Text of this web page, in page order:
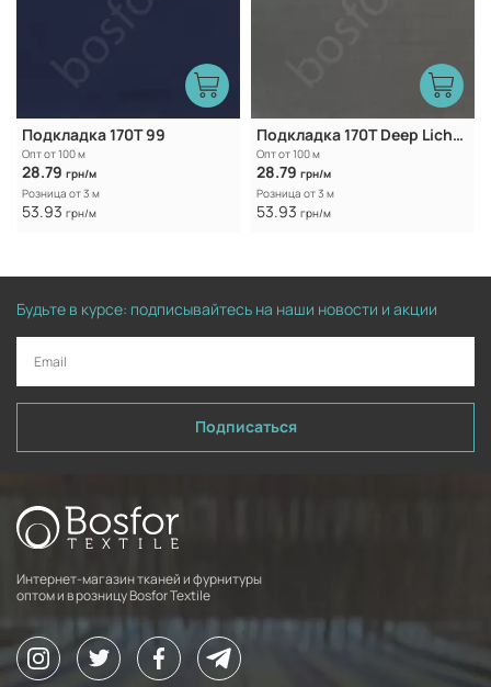
Подкладка 170T 99
Опт от 100 м
28.79 грн/м
Розница от 3 м
53.93 грн/м
Подкладка 170T Deep Lichen Green
Опт от 100 м
28.79 грн/м
Розница от 3 м
53.93 грн/м
Будьте в курсе: подписывайтесь на наши новости и акции
Подписаться
Интернет-магазин тканей и фурнитуры
оптом и в розницу Bosfor Textile